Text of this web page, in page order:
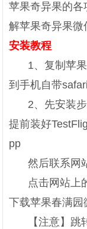
苹果奇异果的各
解苹果奇异果微
安装教程
1、复制苹
到手机自带
2、先安装
提前装好
pp
然后联系网
点击网站上
下载苹果春满园
【注意】